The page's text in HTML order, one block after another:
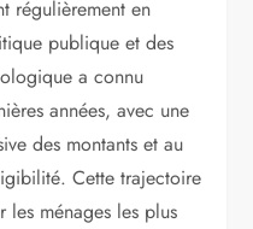
régulièrement en
publique et des
a connu
années, avec une
des montants et au
Cette trajectoire
les ménages les plus